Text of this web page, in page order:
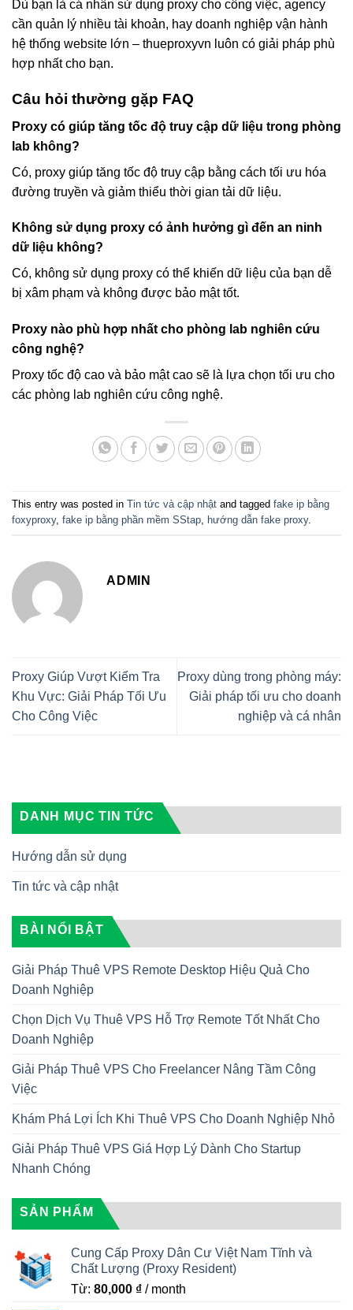
Dù bạn là cá nhân sử dụng proxy cho công việc, agency
cần quản lý nhiều tài khoản, hay doanh nghiệp vận hành
hệ thống website lớn – thueproxyvn luôn có giải pháp phù
hợp nhất cho bạn.
Câu hỏi thường gặp FAQ
Proxy có giúp tăng tốc độ truy cập dữ liệu trong phòng
lab không?
Có, proxy giúp tăng tốc độ truy cập bằng cách tối ưu hóa
đường truyền và giảm thiểu thời gian tải dữ liệu.
Không sử dụng proxy có ảnh hưởng gì đến an ninh
dữ liệu không?
Có, không sử dụng proxy có thể khiến dữ liệu của bạn dễ
bị xâm phạm và không được bảo mật tốt.
Proxy nào phù hợp nhất cho phòng lab nghiên cứu
công nghệ?
Proxy tốc độ cao và bảo mật cao sẽ là lựa chọn tối ưu cho
các phòng lab nghiên cứu công nghệ.
This entry was posted in Tin tức và cập nhật and tagged fake ip bằng
foxyproxy, fake ip bằng phần mềm SStap, hướng dẫn fake proxy.
ADMIN
Proxy Giúp Vượt Kiểm Tra
Khu Vực: Giải Pháp Tối Ưu
Cho Công Việc
Proxy dùng trong phòng máy:
Giải pháp tối ưu cho doanh
nghiệp và cá nhân
DANH MỤC TIN TỨC
Hướng dẫn sử dụng
Tin tức và cập nhật
BÀI NỔI BẬT
Giải Pháp Thuê VPS Remote Desktop Hiệu Quả Cho
Doanh Nghiệp
Chọn Dịch Vụ Thuê VPS Hỗ Trợ Remote Tốt Nhất Cho
Doanh Nghiệp
Giải Pháp Thuê VPS Cho Freelancer Nâng Tầm Công
Việc
Khám Phá Lợi Ích Khi Thuê VPS Cho Doanh Nghiệp Nhỏ
Giải Pháp Thuê VPS Giá Hợp Lý Dành Cho Startup
Nhanh Chóng
SẢN PHẨM
Cung Cấp Proxy Dân Cư Việt Nam Tĩnh và
Chất Lượng (Proxy Resident)
Từ: 80,000 ₫ / month